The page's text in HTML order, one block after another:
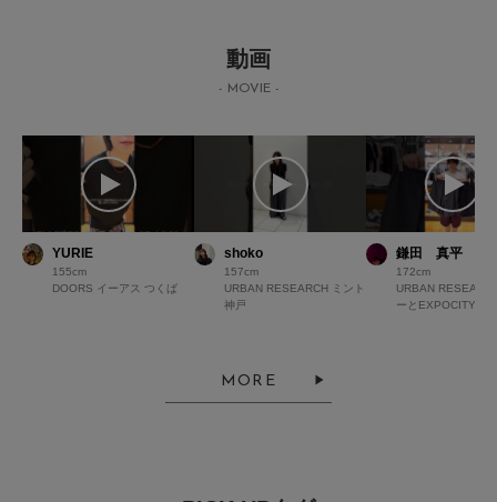
動画
- MOVIE -
YURIE
155
DOORS イーアス つくば
shoko
157
URBAN RESEARCH ミント
神戸
鎌田 真平
172
URBAN
ーとEXPOCITY
MORE